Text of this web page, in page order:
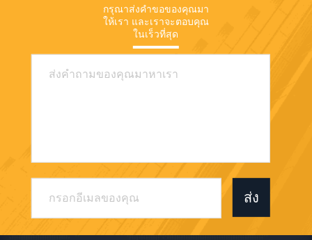
กรุณาส่งคําขอของคุณมา
ให้เรา และเราจะตอบคุณ
ในเร็วที่สุด
ส่ง